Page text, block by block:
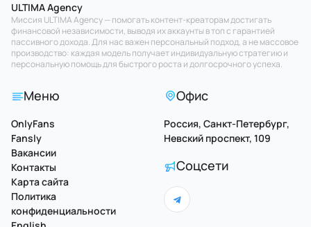
ULTIMA Agency
Миссия ULTIMA Agency — помогать контент-креаторам достигать
финансовой независимости, выводя их аккаунты в топ с гарантией
пассивного дохода. Для нас важен персональный подход, а не массовое
производство: каждая модель получает индивидуальную стратегию и
персональную помощь для быстрого роста и долгосрочного успеха.
Меню
OnlyFans
Fansly
Вакансии
Контакты
Карта сайта
Политика
конфиденциальности
Офис
Россия, Санкт-Петербург,
Невский проспект, 109
Соцсети